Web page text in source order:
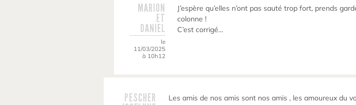
MARION
ET
DANIEL
le
11/03/2025
à 10h12
J’espère qu’elles n’ont pas sauté trop fort, prends
colonne !
C’est corrigé…
PESCHER
Les amis de nos amis sont nos amis , les amoureux du